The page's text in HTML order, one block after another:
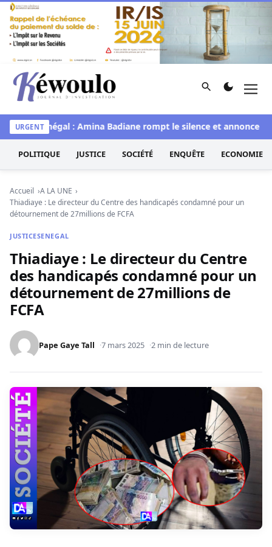
Aller au contenu
Kéwoulo, le premier site d'information et d'investigation
Rechercher
URGENT
Miss Sénégal : Amina Badiane rompt le silence et annonce une
POLITIQUE JUSTICE SOCIÉTÉ ENQUÊTE ECONOMIE
Accueil
A LA UNE
Thiadiaye : Le directeur du Centre des handicapés condamné pour un
détournement de 27millions de FCFA
JUSTICESENEGAL
Thiadiaye : Le directeur du Centre
des handicapés condamné pour un
détournement de 27millions de
FCFA
Pape Gaye Tall 7 mars 2025 2 min de lecture